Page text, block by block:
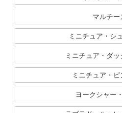
マルチー
ミニチュア・シ
ミニチュア・ダッ
ミニチュア・
ヨークシャー